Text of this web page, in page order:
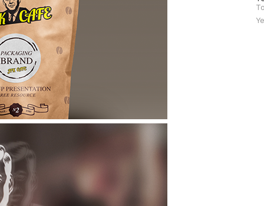
문
자
수